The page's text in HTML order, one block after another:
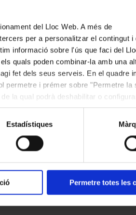
del Lloc Web. A més de
per a personalitzar el contingut i
informació sobre l'ús que faci del
quals poden combinar-la amb una
fet dels seus serveis. En el quadre
permetre i prémer sobre "Permetre la
de la qual podrà deshabilitar o configurar
Estadístiques
Permetre totes les
al Palau de la